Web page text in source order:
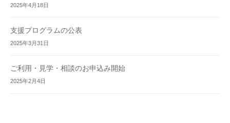
2025年4月18日
支援プログラムの公表
2025年3月31日
ご利用・見学・相談のお申込み開始
2025年2月4日